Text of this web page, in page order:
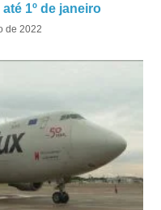
1º de janeiro
de 2022